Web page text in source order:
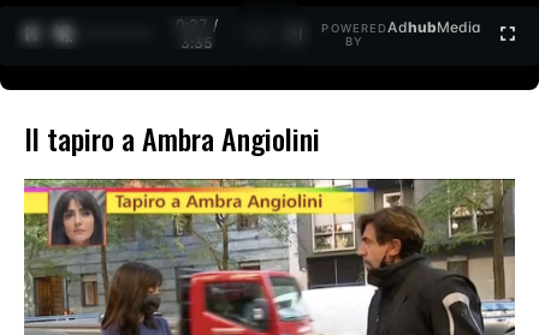
0:27 /
3:35
POWERED
BY
AdhubMedia
Il tapiro a Ambra Angiolini